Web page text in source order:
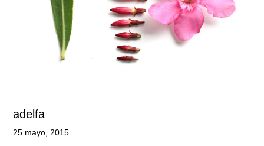
adelfa
25 mayo, 2015